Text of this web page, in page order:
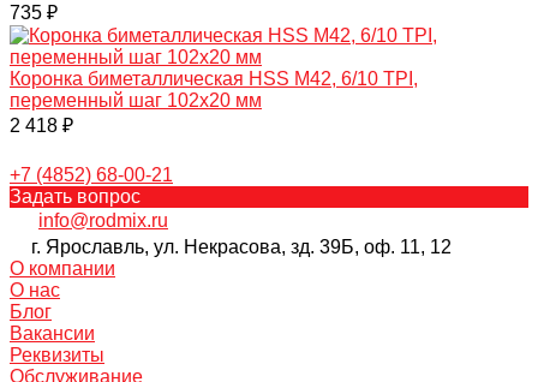
735 ₽
Коронка биметаллическая HSS M42, 6/10 TPI,
переменный шаг 102х20 мм
2 418 ₽
+7 (4852) 68-00-21
Задать вопрос
info@rodmix.ru
г. Ярославль, ул. Некрасова, зд. 39Б, оф. 11, 12
О компании
О нас
Блог
Вакансии
Реквизиты
Обслуживание